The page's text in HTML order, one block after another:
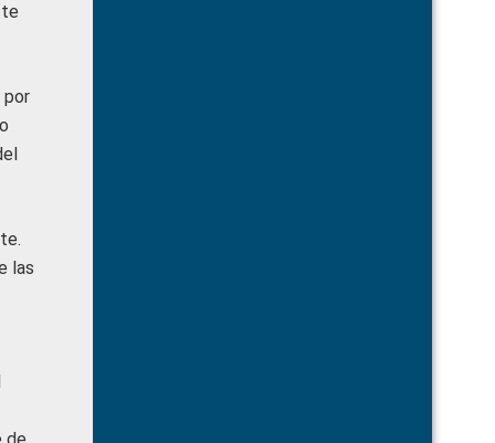
por
las